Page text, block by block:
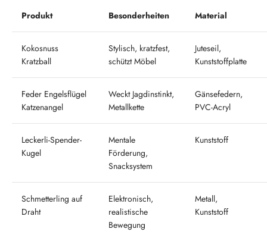
Produkt
Besonderheiten Material
Kokosnuss
Kratzball
Stylisch, kratzfest,
schützt Möbel
Juteseil,
Kunststoffplatte
Feder Engelsflügel
Katzenangel
Weckt Jagdinstinkt,
Metallkette
Gänsefedern,
PVC-Acryl
Leckerli-Spender-
Kugel
Mentale
Förderung,
Snacksystem
Kunststoff
Schmetterling auf
Draht
Elektronisch,
realistische
Bewegung
Metall,
Kunststoff